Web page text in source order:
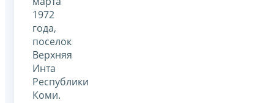
1972
года,
поселок
Верхняя
Инта
Республики
Коми.